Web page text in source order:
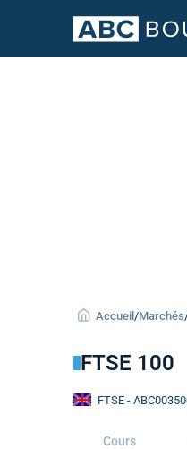
Accueil /Marchés
FTSE 100
FTSE -
Cours